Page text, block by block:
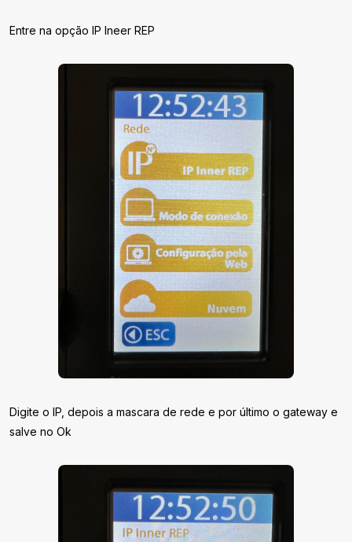
Entre na opção IP Ineer REP
Digite o IP, depois a mascara de rede e por último o gateway e
salve no Ok